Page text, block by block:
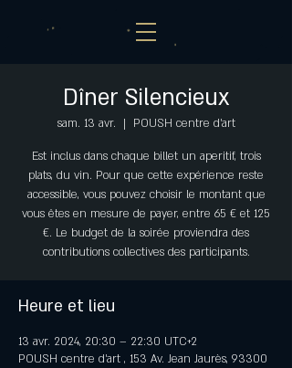
Dîner Silencieux
sam. 13 avr.
  |
POUSH centre d'art
Est inclus dans chaque billet un aperitif, trois
plats, du vin. Pour que cette expérience reste
accessible, vous pouvez choisir le montant que
vous êtes en mesure de payer, entre 65 € et 125
€. Le budget de la soirée proviendra des
contributions collectives des participants.
Heure et lieu
13 avr. 2024, 20:30 – 22:30 UTC+2
POUSH centre d'art , 153 Av. Jean Jaurès, 93300